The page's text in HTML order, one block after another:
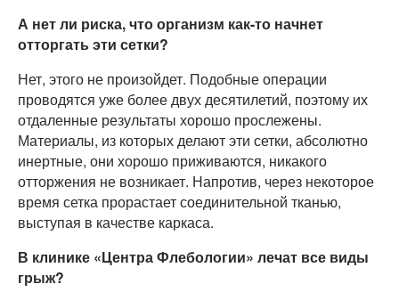
А нет ли риска, что организм как-то начнет
отторгать эти сетки?
Нет, этого не произойдет. Подобные операции
проводятся уже более двух десятилетий, поэтому их
отдаленные результаты хорошо прослежены.
Материалы, из которых делают эти сетки, абсолютно
инертные, они хорошо приживаются, никакого
отторжения не возникает. Напротив, через некоторое
время сетка прорастает соединительной тканью,
выступая в качестве каркаса.
В клинике «Центра Флебологии» лечат все виды
грыж?